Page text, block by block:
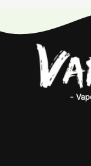
-